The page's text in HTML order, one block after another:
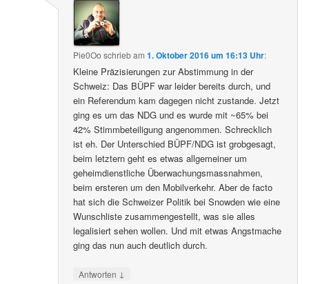
Pie0Oo schriebam1. Oktober 2016 um 16:13 Uhr:
Kleine Präzisierungen zur Abstimmung in der
Schweiz: Das BÜPF war leider bereits durch, und
ein Referendum kam dagegen nicht zustande. Jetzt
ging es um das NDG und es wurde mit ~65% bei
42% Stimmbeteiligung angenommen. Schrecklich
ist eh. Der Unterschied BÜPF/NDG ist grobgesagt,
beim letztern geht es etwas allgemeiner um
geheimdienstliche Überwachungsmassnahmen,
beim ersteren um den Mobilverkehr. Aber de facto
hat sich die Schweizer Politik bei Snowden wie eine
Wunschliste zusammengestellt, was sie alles
legalisiert sehen wollen. Und mit etwas Angstmache
ging das nun auch deutlich durch.
Antworten ↓